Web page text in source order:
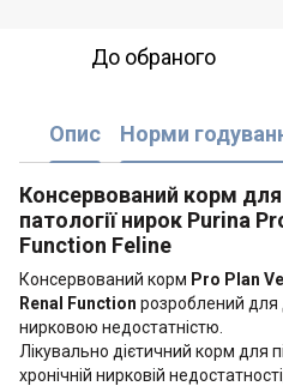
До обраного
Опис Норми
Консервований корм
патології нирок Purina
Function Feline
Консервований корм Pro Plan
Renal Function розроблений для
нирковою недостатністю.
Лікувально дієтичний корм для
хронічній нирковій